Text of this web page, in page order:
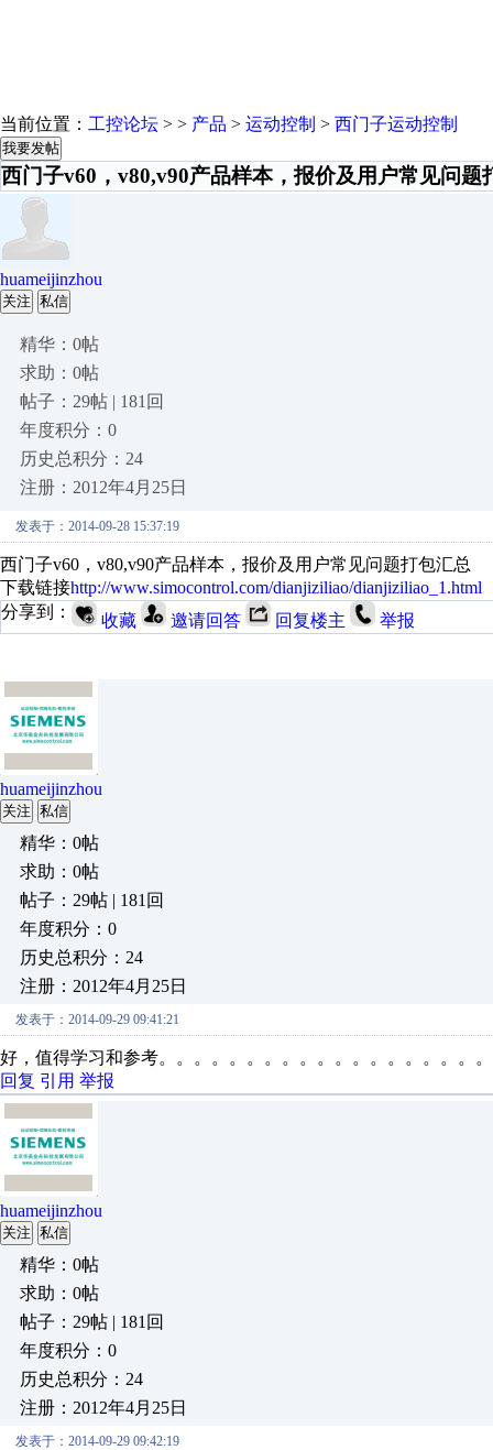
当前位置： 工控论坛 > > 产品 > 运动控制 > 西门子运动控制
我要发帖
西门子v60，v80,v90产品样本，报价及用户常见问题
huameijinzhou
关注 私信
精华：0帖
求助：0帖
帖子：29帖 | 181回
年度积分：0
历史总积分：24
注册：2012年4月25日
发表于：2014-09-28 15:37:19
西门子v60，v80,v90产品样本，报价及用户常见问题打包汇总
下载链接http://www.simocontrol.com/dianjiziliao/dianjiziliao_1.html
分享到：
收藏 邀请回答 回复楼主 举报
huameijinzhou
关注 私信
精华：0帖
求助：0帖
帖子：29帖 | 181回
年度积分：0
历史总积分：24
注册：2012年4月25日
发表于：2014-09-29 09:41:21
好，值得学习和参考。。。。。。。。。。。。。。。。。。
回复 引用 举报
huameijinzhou
关注 私信
精华：0帖
求助：0帖
帖子：29帖 | 181回
年度积分：0
历史总积分：24
注册：2012年4月25日
发表于：2014-09-29 09:42:19